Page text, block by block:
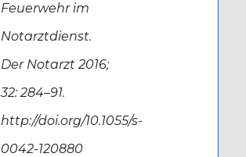
Feuerwehr im
Notarztdienst.
Der Notarzt 2016;
32: 284–91.
http://doi.org/10.1055/s-
0042-120880